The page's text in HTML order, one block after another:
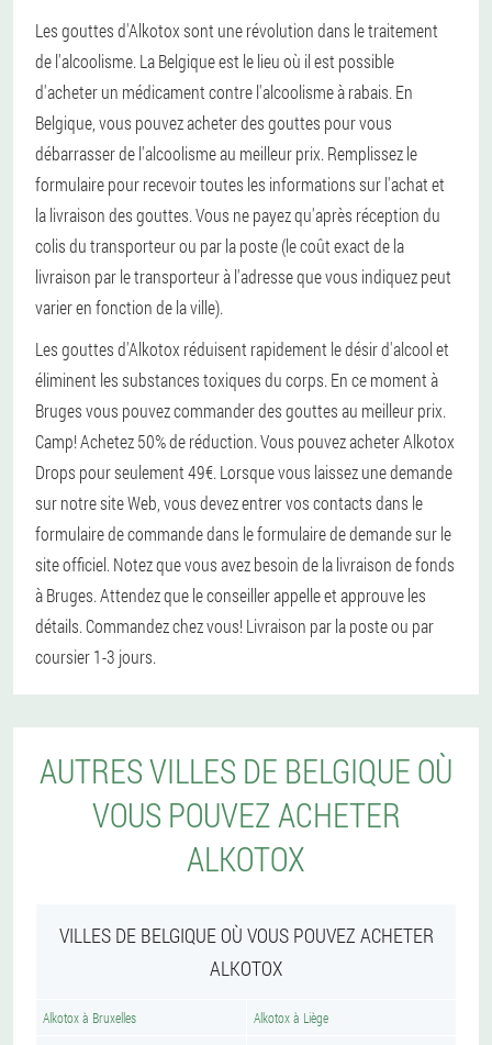
Les gouttes d'Alkotox sont une révolution dans le traitement
de l'alcoolisme. La Belgique est le lieu où il est possible
d'acheter un médicament contre l'alcoolisme à rabais. En
Belgique, vous pouvez acheter des gouttes pour vous
débarrasser de l'alcoolisme au meilleur prix. Remplissez le
formulaire pour recevoir toutes les informations sur l'achat et
la livraison des gouttes. Vous ne payez qu'après réception du
colis du transporteur ou par la poste (le coût exact de la
livraison par le transporteur à l'adresse que vous indiquez peut
varier en fonction de la ville).
Les gouttes d'Alkotox réduisent rapidement le désir d'alcool et
éliminent les substances toxiques du corps. En ce moment à
Bruges vous pouvez commander des gouttes au meilleur prix.
Camp! Achetez 50% de réduction. Vous pouvez acheter Alkotox
Drops pour seulement 49€. Lorsque vous laissez une demande
sur notre site Web, vous devez entrer vos contacts dans le
formulaire de commande dans le formulaire de demande sur le
site officiel. Notez que vous avez besoin de la livraison de fonds
à Bruges. Attendez que le conseiller appelle et approuve les
détails. Commandez chez vous! Livraison par la poste ou par
coursier 1-3 jours.
AUTRES VILLES DE BELGIQUE OÙ
VOUS POUVEZ ACHETER
ALKOTOX
VILLES DE BELGIQUE OÙ VOUS POUVEZ ACHETER
ALKOTOX
Alkotox à Bruxelles Alkotox à Liège